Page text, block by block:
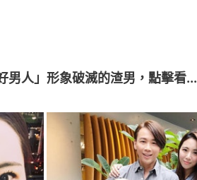
男人」形象破滅的渣男，點擊看...